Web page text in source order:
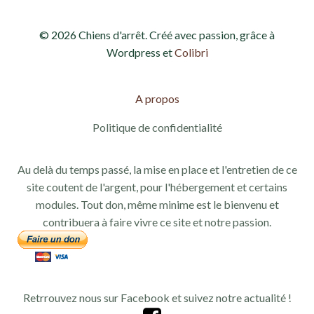
© 2026 Chiens d'arrêt. Créé avec passion, grâce à
Wordpress etColibri
A propos
Politique de confidentialité
Au delà du temps passé, la mise en place et l'entretien de ce
site coutent de l'argent, pour l'hébergement et certains
modules. Tout don, même minime est le bienvenu et
contribuera à faire vivre ce site et notre passion.
Retrrouvez nous sur Facebook et suivez notre actualité !